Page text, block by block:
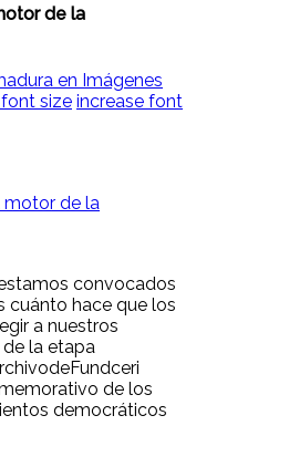
de la
en Imágenes
size increase font
convocados
cuánto hace que los
a nuestros
la etapa
de los
democráticos